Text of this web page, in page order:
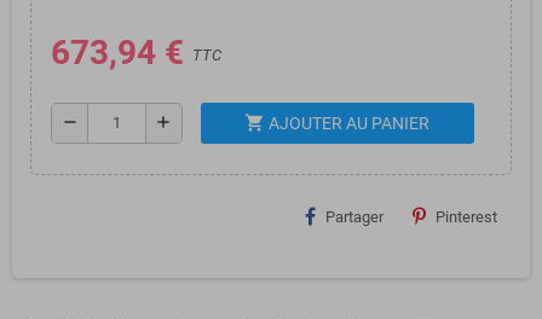
673,94 € TTC
remove add shopping_cart AJOUTER AU PANIER
Partager Pinterest